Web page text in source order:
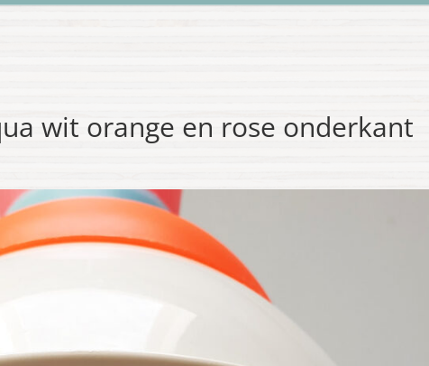
wit orange en rose onderkant